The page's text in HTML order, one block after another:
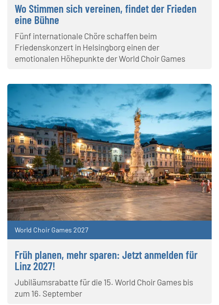
Wo Stimmen sich vereinen, findet der Frieden
eine Bühne
Fünf internationale Chöre schaffen beim
Friedenskonzert in Helsingborg einen der
emotionalen Höhepunkte der World Choir Games
World Choir Games 2027
Früh planen, mehr sparen: Jetzt anmelden für
Linz 2027!
Jubiläumsrabatte für die 15. World Choir Games bis
zum 16. September